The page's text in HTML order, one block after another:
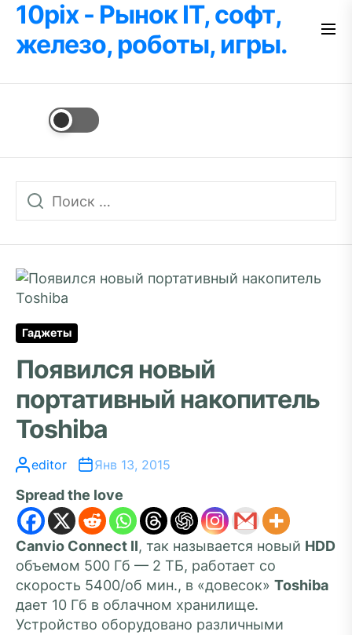
Перейти
содержимому
10pix - Рынок IT, софт,
железо, роботы, игры.
Гаджеты
Появился новый
портативный накопитель
Toshiba
editor Янв 13, 2015
Spread the love
Canvio Connect II, так называется новый HDD
объемом 500 Гб — 2 ТБ, работает со
скорость 5400/об мин., в «довесок» Toshiba
дает 10 Гб в облачном хранилище.
Устройство оборудовано различными